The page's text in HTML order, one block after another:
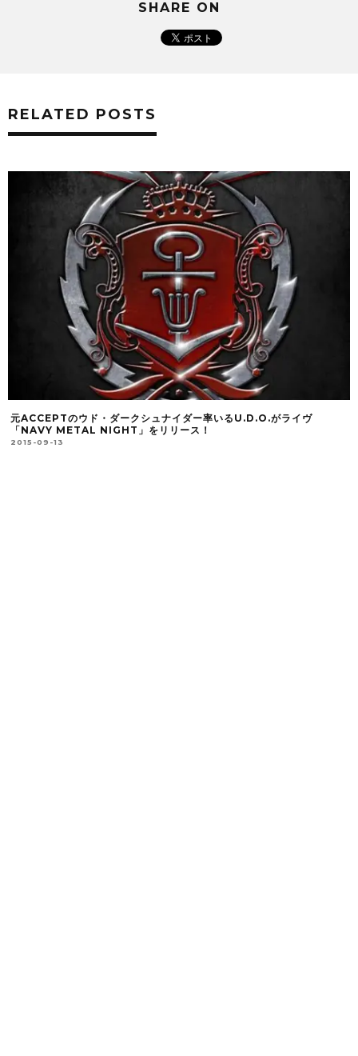
SHARE ON
RELATED POSTS
元ACCEPTのウド・ダークシュナイダー率いるU.D.O.がライヴ
「NAVY METAL NIGHT」をリリース！
2015-09-13